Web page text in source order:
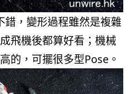
錯，變形過程雖然是複雜
飛機後都算好看；機械
的，可擺很多型Pose。